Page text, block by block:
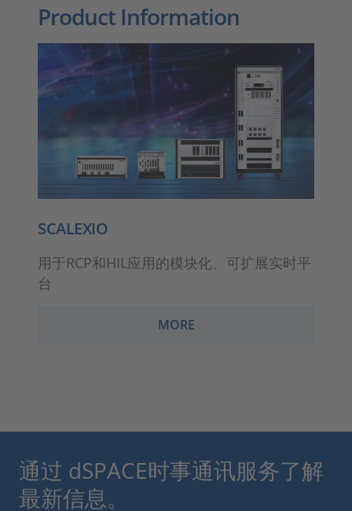
Product Information
SCALEXIO
用于RCP和HIL应用的模块化、可扩展实时平
台
MORE
通过 dSPACE时事通讯服务了解
最新信息。